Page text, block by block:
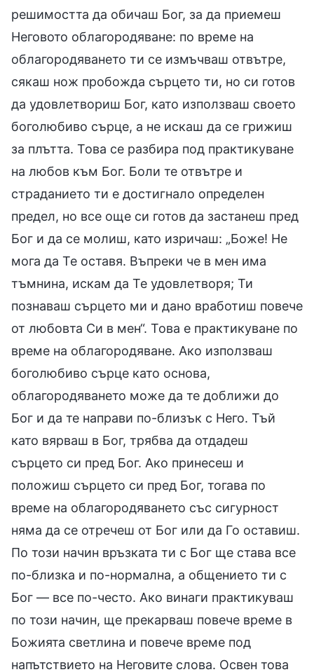
решимостта да обичаш Бог, за да приемеш
Неговото облагородяване: по време на
облагородяването ти се измъчваш отвътре,
сякаш нож пробожда сърцето ти, но си готов
да удовлетвориш Бог, като използваш своето
боголюбиво сърце, а не искаш да се грижиш
за плътта. Това се разбира под практикуване
на любов към Бог. Боли те отвътре и
страданието ти е достигнало определен
предел, но все още си готов да застанеш пред
Бог и да се молиш, като изричаш: „Боже! Не
мога да Те оставя. Въпреки че в мен има
тъмнина, искам да Те удовлетворя; Ти
познаваш сърцето ми и дано вработиш повече
от любовта Си в мен“. Това е практикуване по
време на облагородяване. Ако използваш
боголюбиво сърце като основа,
облагородяването може да те доближи до
Бог и да те направи по-близък с Него. Тъй
като вярваш в Бог, трябва да отдадеш
сърцето си пред Бог. Ако принесеш и
положиш сърцето си пред Бог, тогава по
време на облагородяването със сигурност
няма да се отречеш от Бог или да Го оставиш.
По този начин връзката ти с Бог ще става все
по-близка и по-нормална, а общението ти с
Бог — все по-често. Ако винаги практикуваш
по този начин, ще прекарваш повече време в
Божията светлина и повече време под
напътствието на Неговите слова. Освен това